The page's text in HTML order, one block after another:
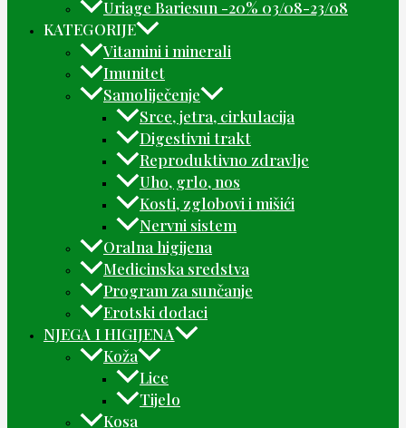
Uriage Bariesun -20% 03/08-23/08
KATEGORIJE
Vitamini i minerali
Imunitet
Samoliječenje
Srce, jetra, cirkulacija
Digestivni trakt
Reproduktivno zdravlje
Uho, grlo, nos
Kosti, zglobovi i mišići
Nervni sistem
Oralna higijena
Medicinska sredstva
Program za sunčanje
Erotski dodaci
NJEGA I HIGIJENA
Koža
Lice
Tijelo
Kosa